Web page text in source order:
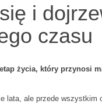
i
czasu
życia, który przynosi
lata, ale przede